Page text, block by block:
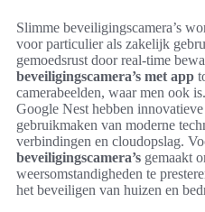
Slimme beveiligingscamera’s
voor particulier als zakelijk
gemoedsrust door real-time
beveiligingscamera’s met app
camerabeelden, waar men ook
Google Nest hebben
gebruikmaken van moderne
verbindingen en cloudopslag.
beveiligingscamera’s gemaakt
weersomstandigheden te
het beveiligen van huizen en